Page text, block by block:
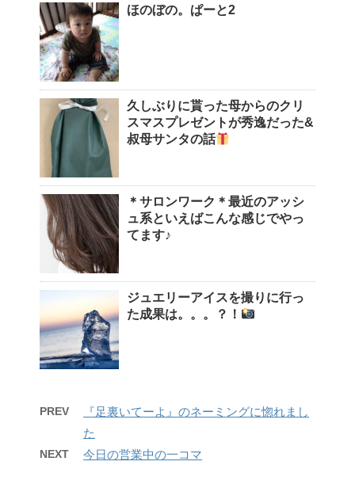
ほのぼの。ぱーと2
久しぶりに貰った母からのクリ
スマスプレゼントが秀逸だった&
叔母サンタの話
＊サロンワーク＊最近のアッシ
ュ系といえばこんな感じでやっ
てます♪
ジュエリーアイスを撮りに行っ
た成果は。。。？！
PREV
『足裏いてーよ』のネーミングに惚れまし
た
NEXT 今日の営業中の一コマ